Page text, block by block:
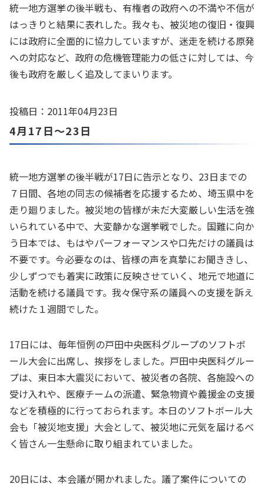
統一地方選挙の後半戦も、有権者の政府への不満や不信が
はっきりと結果に表れした。我々も、被災地の復旧・復興
には政府に全面的に協力していますが、迷走を続ける原発
への対応など、政府の危機管理能力の低さに対しては、今
後も政府を厳しく追及してまいります。
投稿日：2011年04月23日
4月17日～23日
統一地方選挙の後半戦が17日に告示となり、23日までの
７日間、各地の同志の候補者を応援するため、埼玉県中を
走り廻りました。被災地の皆様が未だ大変厳しい生活を強
いられている中で、大変静かな選挙戦でした。国難に向か
う日本では、もはやパーフォーマンスや口先だけの議員は
不要です。今必要なのは、皆様の声を真摯にお聞ききし、
少しずつでも着実に政策に反映させていく、地元で地道に
活動を続ける議員です。我々保守系の議員への支援を訴え
続けた１週間でした。
17日には、毎年恒例の戸田中央医科グループのソフトボ
ール大会に出席し、挨拶をしました。戸田中央医科グルー
プは、東日本大震災において、被災者の各院、各施設への
受け入れや、医療チームの派遣、緊急物資や義援金の支援
などを積極的に行っておられます。本日のソフトボール大
会も「被災地支援」大会として、被災地に元気を届けるべ
く皆さん一生懸命に取り組まれていました。
20日には、本会議が開かれました。議了案件についての